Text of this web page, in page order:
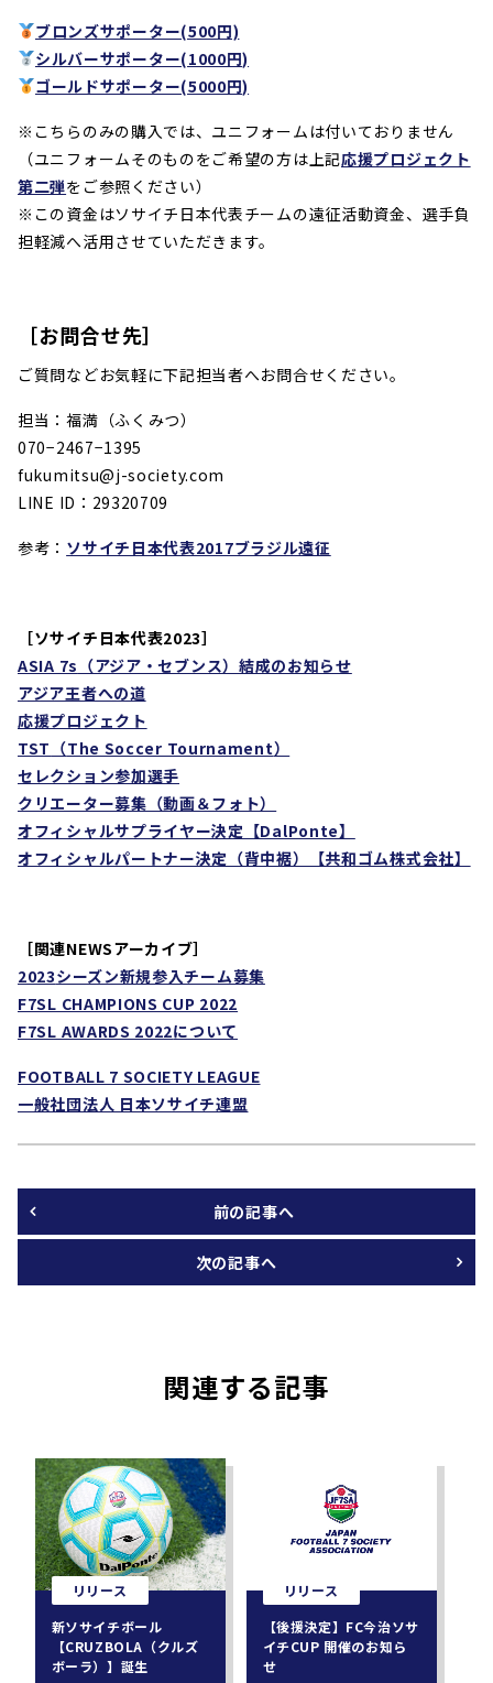
ブロンズサポーター(500円)
シルバーサポーター(1000円)
ゴールドサポーター(5000円)
※こちらのみの購入では、ユニフォームは付いておりません
（ユニフォームそのものをご希望の方は上記応援プロジェクト
第二弾をご参照ください）
※この資金はソサイチ日本代表チームの遠征活動資金、選手負
担軽減へ活用させていただきます。
［お問合せ先］
ご質問などお気軽に下記担当者へお問合せください。
担当：福満（ふくみつ）
070−2467−1395
fukumitsu@j-society.com
LINE ID：29320709
参考： ソサイチ日本代表2017ブラジル遠征
［ソサイチ日本代表2023］
ASIA 7s （アジア・セブンス）結成のお知らせ
アジア王者への道
応援プロジェクト
TST （The Soccer Tournament）
セレクション参加選手
クリエーター募集（動画＆フォト）
オフィシャルサプライヤー決定【DalPonte】
オフィシャルパートナー決定（背中裾）【共和ゴム株式会社】
［関連NEWSアーカイブ］
2023シーズン新規参入チーム募集
F7SL CHAMPIONS CUP 2022
F7SL AWARDS 2022について
FOOTBALL 7 SOCIETY LEAGUE
一般社団法人 日本ソサイチ連盟
前の記事へ
次の記事へ
関連する記事
リリース
新ソサイチボール
【CRUZBOLA（クルズ
ボーラ）】誕生
リリース
【後援決定】FC今治ソサ
イチCUP 開催のお知ら
せ